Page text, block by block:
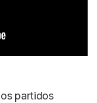
partidos